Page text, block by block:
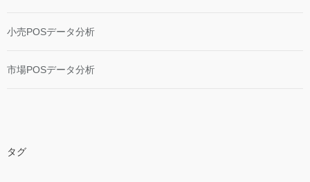
小売POSデータ分析
市場POSデータ分析
タグ